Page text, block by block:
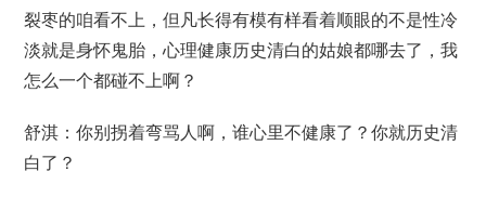
裂枣的咱看不上，但凡长得有模有样看着顺眼的不是性冷
淡就是身怀鬼胎，心理健康历史清白的姑娘都哪去了，我
怎么一个都碰不上啊？
舒淇：你别拐着弯骂人啊，谁心里不健康了？你就历史清
白了？